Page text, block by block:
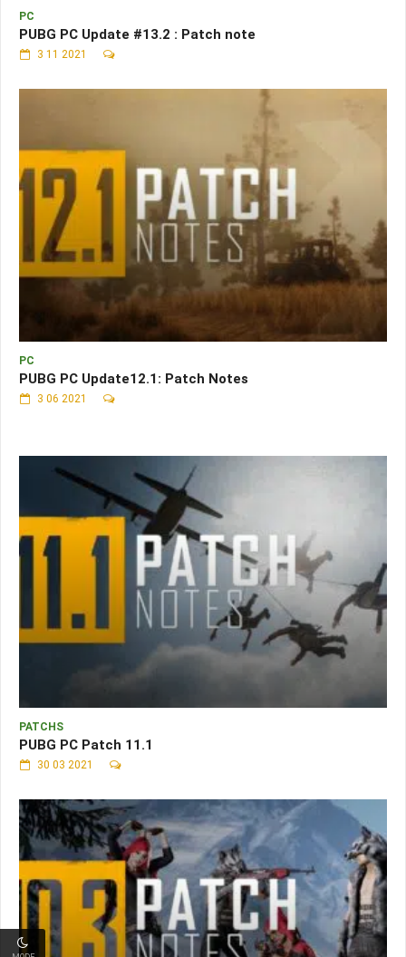
PC
PUBG PC Update #13.2 : Patch note
3 11 2021
PC
PUBG PC Update12.1: Patch Notes
3 06 2021
PATCHS
PUBG PC Patch 11.1
30 03 2021